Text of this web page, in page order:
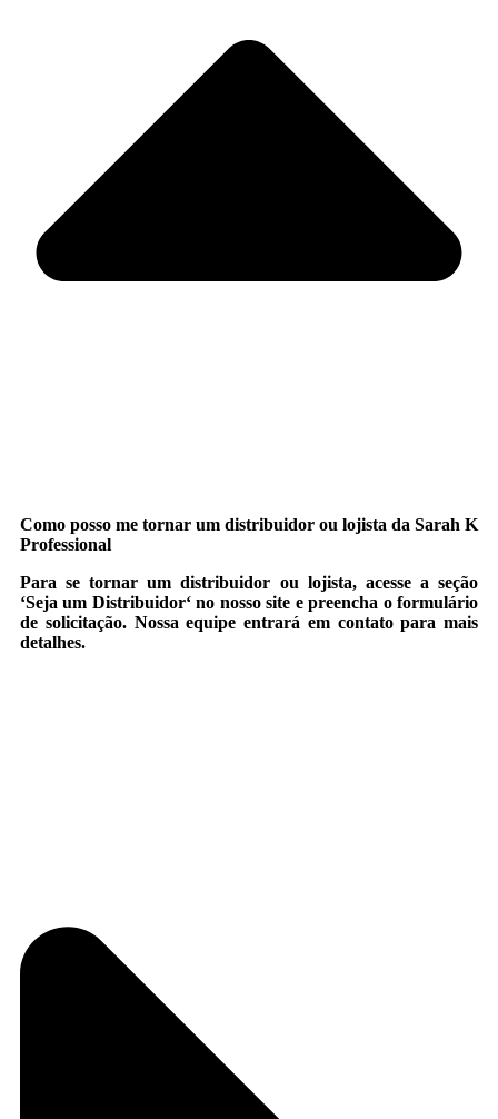
Como posso me tornar um distribuidor ou lojista da Sarah K
Professional
Para se tornar um distribuidor ou lojista, acesse a seção
‘Seja um Distribuidor‘ no nosso site e preencha o formulário
de solicitação. Nossa equipe entrará em contato para mais
detalhes.